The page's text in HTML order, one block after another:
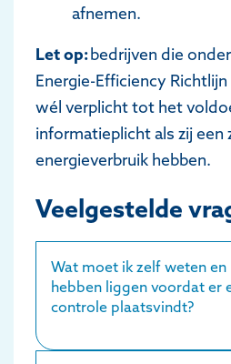
afnemen.
Let op:bedrijven die
Energie-Efficiency Richtlijn
wél verplicht tot het
informatieplicht als zij een
energieverbruik hebben.
Veelgestelde
Wat moet ik zelf weten en
hebben liggen voordat er
controle plaatsvindt?